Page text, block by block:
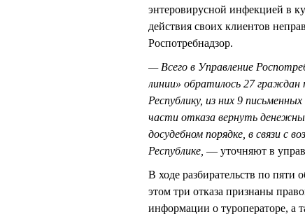
энтеровирусной инфекцией в
действия своих клиентов
Роспотребнадзор.
— Всего в Управление
линии» обратилось 27 граждан
Республику, из них 9
части отказа вернуть
досудебном порядке, в связи с
Республике, — уточняют в
В ходе разбирательств по
этом три отказа признаны
информации о туроператоре, а